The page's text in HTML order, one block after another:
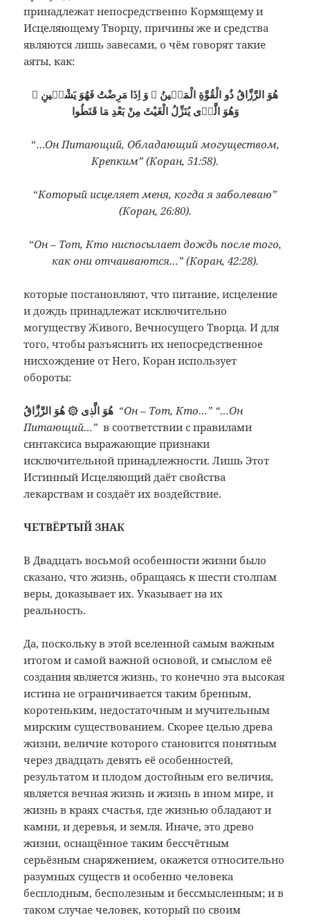
принадлежат непосредственно Кормящему и
Исцеляющему Творцу, причины же и средства
являются лишь завесами, о чём говорят такие
аяты, как:
هُوَ الرَّزَّاقُ ذُو الْقُوَّةِ الْمَتٖينُ ۞ وَ اِذَا مَرِضْتُ فَهُوَ يَشْفٖينِ ۞
وَهُوَ الَّذٖى يُنَزِّلُ الْغَيْثَ مِنْ بَعْدِ مَا قَنَطُوا
“…Он Питающий, Обладающий могуществом,
Крепким” (Коран, 51:58).
“Который исцеляет меня, когда я заболеваю”
(Коран, 26:80).
“Он – Тот, Кто ниспосылает дождь после того,
как они отчаиваются…” (Коран, 42:28).
которые постановляют, что питание, исцеление
и дождь принадлежат исключительно
могуществу Живого, Вечносущего Творца. И для
того, чтобы разъяснить их непосредственное
нисхождение от Него, Коран использует
обороты:
“Он – Тот, Кто…” “…Он
Питающий…”в соответствии с правилами
синтаксиса выражающие признаки
исключительной принадлежности. Лишь Этот
Истинный Исцеляющий даёт свойства
лекарствам и создаёт их воздействие.
ЧЕТВЁРТЫЙ ЗНАК
В Двадцать восьмой особенности жизни было
сказано, что жизнь, обращаясь к шести столпам
веры, доказывает их. Указывает на их
реальность.
Да, поскольку в этой вселенной самым важным
итогом и самой важной основой, и смыслом её
создания является жизнь, то конечно эта высокая
истина не ограничивается таким бренным,
коротеньким, недостаточным и мучительным
мирским существованием. Скорее целью древа
жизни, величие которого становится понятным
через двадцать девять её особенностей,
результатом и плодом достойным его величия,
является вечная жизнь и жизнь в ином мире, и
жизнь в краях счастья, где жизнью обладают и
камни, и деревья, и земля. Иначе, это древо
жизни, оснащённое таким бессчётным
серьёзным снаряжением, окажется относительно
разумных существ и особенно человека
бесплодным, бесполезным и бессмысленным; и в
таком случае человек, который по своим